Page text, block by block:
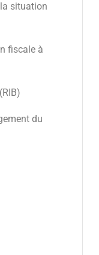
situation
fiscale à
du